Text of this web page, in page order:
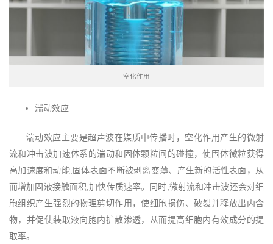
空化作用
湍动效应
湍动效应主要是超声波在媒质中传播时，空化作用产生的微射
流和冲击波加速体系的湍动和固体颗粒间的碰撞，使固体微粒获得
高加速度和动能,固体表面不断被剥离变薄、产生新的活性表面，从
而增加固液接触面积,加快传质速率。同时,微射流和冲击波还会对细
胞组织产生强烈的物理剪切作用，使细胞损伤、破裂并释放出内含
物，并促使装取液向胞内扩散渗透，从而提高细胞内有效成分的提
取率。